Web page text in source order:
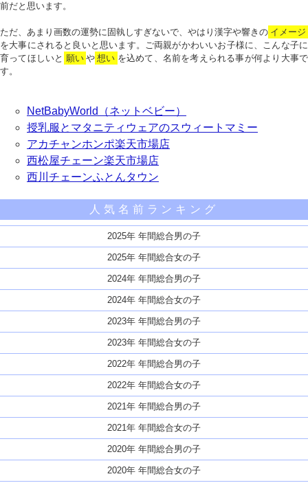
前だと思います。
ただ、あまり画数の運勢に固執しすぎないで、やはり漢字や響きの イメージ
を大事にされると良いと思います。ご両親がかわいいお子様に、こんな子に
育ってほしいと 願い や 想い を込めて、名前を考えられる事が何より大事で
す。
NetBabyWorld（ネットベビー）
授乳服とマタニティウェアのスウィートマミー
アカチャンホンポ楽天市場店
西松屋チェーン楽天市場店
西川チェーンふとんタウン
人気名前ランキング
2025年 年間総合男の子
2025年 年間総合女の子
2024年 年間総合男の子
2024年 年間総合女の子
2023年 年間総合男の子
2023年 年間総合女の子
2022年 年間総合男の子
2022年 年間総合女の子
2021年 年間総合男の子
2021年 年間総合女の子
2020年 年間総合男の子
2020年 年間総合女の子